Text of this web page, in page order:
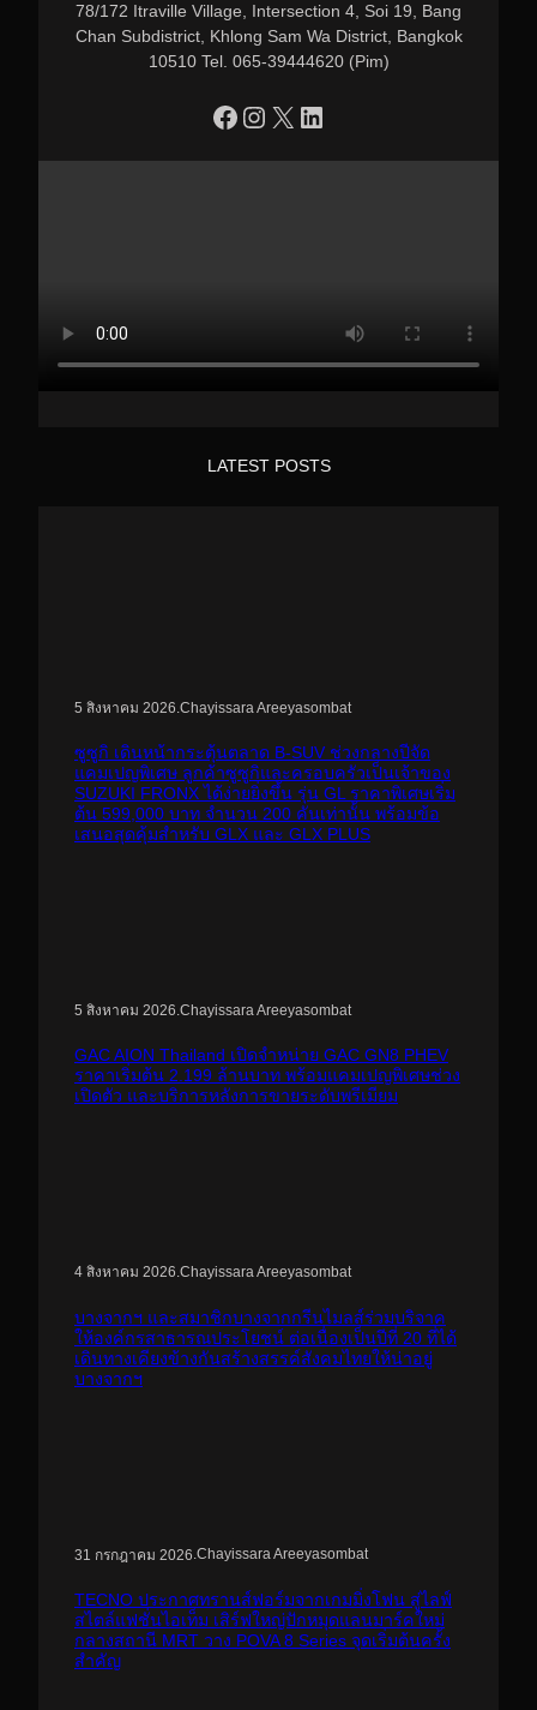
78/172 Itraville Village, Intersection 4, Soi 19, Bang
Chan Subdistrict, Khlong Sam Wa District, Bangkok
10510 Tel. 065-39444620 (Pim)
https://www.facebook.com/profile.php?id=100090086432719 Instagram X LinkedIn
LATEST POSTS
5 สิงหาคม 2026 Chayissara Areeyasombat
ซูซูกิ เดินหน้ากระตุ้นตลาด B-SUV ช่วงกลางปีจัด
แคมเปญพิเศษ ลูกค้าซูซูกิและครอบครัวเป็นเจ้าของ
SUZUKI FRONX ได้ง่ายยิ่งขึ้น รุ่น GL ราคาพิเศษเริ่ม
ต้น 599,000 บาท จำนวน 200 คันเท่านั้น พร้อมข้อ
เสนอสุดคุ้มสำหรับ GLX และ GLX PLUS
5 สิงหาคม 2026 Chayissara Areeyasombat
GAC AION Thailand เปิดจำหน่าย GAC GN8 PHEV
ราคาเริ่มต้น 2.199 ล้านบาท พร้อมแคมเปญพิเศษช่วง
เปิดตัว และบริการหลังการขายระดับพรีเมียม
4 สิงหาคม 2026.Chayissara Areeyasombat
บางจากฯ และสมาชิกบางจากกรีนไมลส์ร่วมบริจาค
ให้องค์กรสาธารณประโยชน์ ต่อเนื่องเป็นปีที่ 20 ที่ได้
เดินทางเคียงข้างกันสร้างสรรค์สังคมไทยให้น่าอยู่
บางจากฯ
31 กรกฎาคม 2026.Chayissara Areeyasombat
TECNO ประกาศทรานส์ฟอร์มจากเกมมิ่งโฟน สู่ไลฟ์
สไตล์แฟชั่นไอเท็ม เสิร์ฟใหญ่ปักหมุดแลนมาร์คใหม่
กลางสถานี MRT วาง POVA 8 Series จุดเริ่มต้นครั้ง
สำคัญ